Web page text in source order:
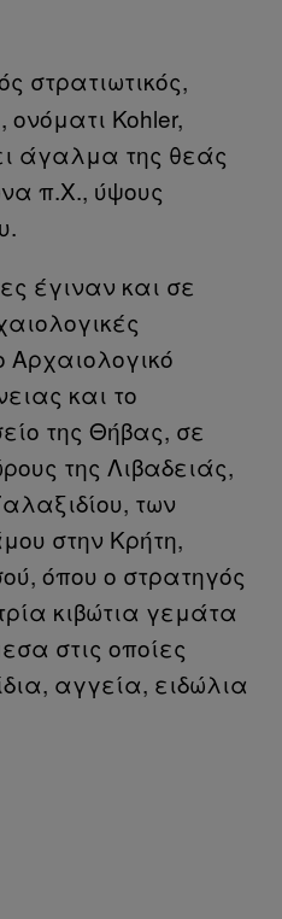
στρατιωτικός,
ονόματι Kohler,
άγαλμα της θεάς
π.Χ., ύψους
έγιναν και σε
και το
της Θήβας, σε
της Λιβαδειάς,
των
στην Κρήτη,
όπου ο στρατηγός
κιβώτια γεμάτα
στις οποίες
αγγεία, ειδώλια